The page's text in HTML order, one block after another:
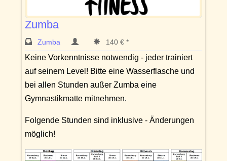
Zumba
Zumba 140 € *
Keine Vorkenntnisse notwendig - jeder trainiert
auf seinem Level! Bitte eine Wasserflasche und
bei allen Stunden außer Zumba eine
Gymnastikmatte mitnehmen.
Folgende Stunden sind inklusive - Änderungen
möglich!